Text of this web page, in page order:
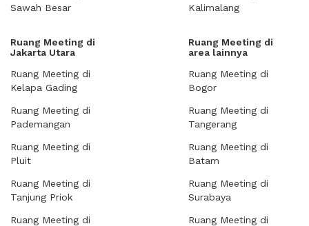
Sawah Besar
Kalimalang
Ruang Meeting di
Jakarta Utara
Ruang Meeting di
Kelapa Gading
Ruang Meeting di
Pademangan
Ruang Meeting di
Pluit
Ruang Meeting di
Tanjung Priok
Ruang Meeting di
Ruang Meeting di
area lainnya
Ruang Meeting di
Bogor
Ruang Meeting di
Tangerang
Ruang Meeting di
Batam
Ruang Meeting di
Surabaya
Ruang Meeting di